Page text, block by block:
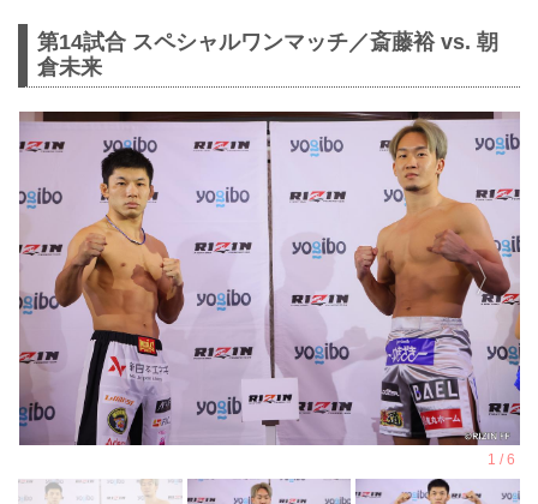
第14試合 スペシャルワンマッチ／斎藤裕 vs. 朝
倉未来